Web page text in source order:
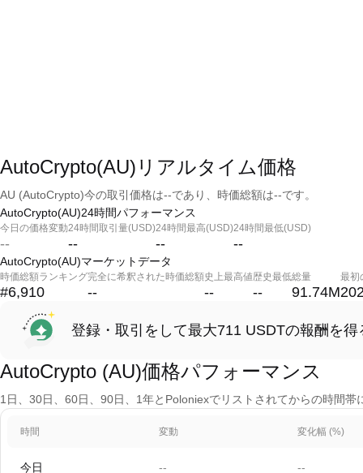
AutoCrypto(AU)リアルタイム価格
AU (AutoCrypto)今の取引価格は--であり、時価総額は--です。
AutoCrypto(AU)24時間パフォーマンス
今日の価格変動
--
24時間取引量(USD)
--
24時間最高(USD)
--
24時間最低(USD)
--
AutoCrypto(AU)マーケットデータ
時価総額ランキング
#6,910
完全に希釈された時価総額
--
史上最高値
--
歴史最低
--
総量
91.74M
最初
登録・取引をして最大711 USDTの報酬を得
AutoCrypto (AU)価格パフォーマンス
1日、30日、60日、90日、1年とPoloniexでリストされてからの時間
時間 変動 変化幅 (%)
今日 -- --